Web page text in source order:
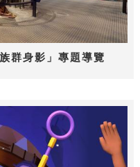
群身影」專題導覽